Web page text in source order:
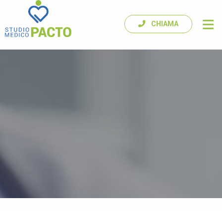
CHIAMA